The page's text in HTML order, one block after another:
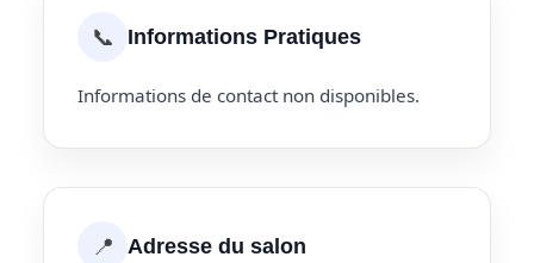
📞 Informations Pratiques
Informations de contact non disponibles.
📍 Adresse du salon